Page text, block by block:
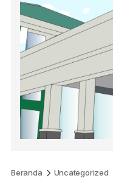
Beranda Uncategorized